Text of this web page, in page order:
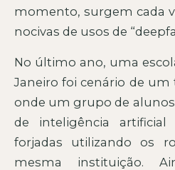
momento, surgem cada
nocivas de usos de
No último ano, uma
Janeiro foi cenário de
onde um grupo de
de inteligência
forjadas utilizando os
mesma instituição.